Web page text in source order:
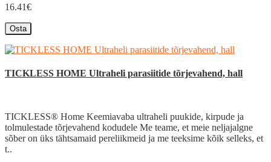
16.41€
Osta
TICKLESS HOME Ultraheli parasiitide tõrjevahend, hall
TICKLESS® Home Keemiavaba ultraheli puukide, kirpude ja
tolmulestade tõrjevahend kodudele Me teame, et meie neljajalgne
sõber on üks tähtsamaid pereliikmeid ja me teeksime kõik selleks, et
t..